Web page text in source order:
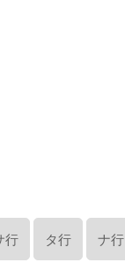
行 タ行 ナ行